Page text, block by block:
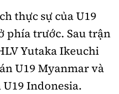
thực sự của U19
phía trước. Sau trận
Yutaka Ikeuchi
U19 Myanmar và
Indonesia.